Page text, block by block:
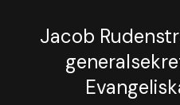
Jacob